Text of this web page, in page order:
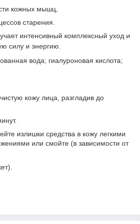
кожных мышц,
старения.
интенсивный комплексный уход и
силу и энергию.
вода; гиалуроновая кислота;
кожу лица, разгладив до
излишки средства в кожу легкими
или смойте (в зависимости от